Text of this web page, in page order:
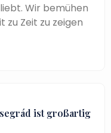
Wir bemühen
zu Zeit zu zeigen
ist großartig